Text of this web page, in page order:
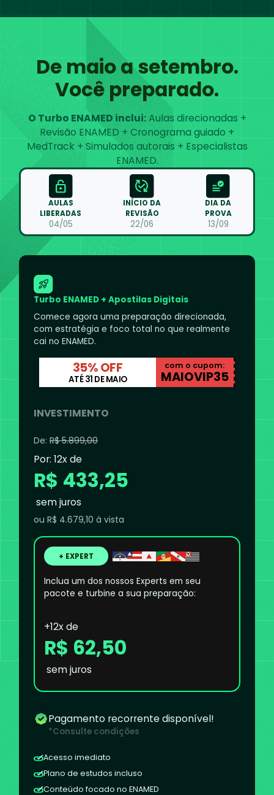
De maio a setembro.
Você preparado.
O Turbo ENAMED inclui:Aulas direcionadas +
Revisão ENAMED + Cronograma guiado +
MedTrack + Simulados autorais + Especialistas
ENAMED.
AULAS
LIBERADAS
04/05
INÍCIO DA
REVISÃO
22/06
DIA DA
PROVA
13/09
Turbo ENAMED + Apostilas Digitais
Comece agora uma preparação direcionada,
com estratégia e foco total no que realmente
cai no ENAMED.
35% OFF
ATÉ 31 DE MAIO
com o cupom:
MAIOVIP35
INVESTIMENTO
De:R$ 5.899,00
Por: 12x de
R$ 433,25
sem juros
ouR$ 4.679,10 à vista
+ EXPERT
Inclua um dos nossos Experts em seu
pacote e turbine a sua preparação:
+12x de
R$ 62,50
sem juros
Pagamento recorrente disponível!
*Consulte condições
Acesso imediato
Plano de estudos incluso
Conteúdo focado no ENAMED